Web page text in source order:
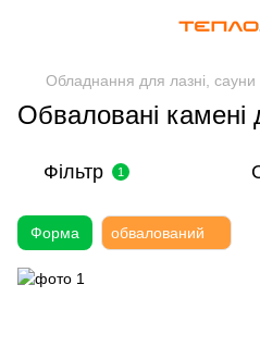
Обладнання для лазні, сауни
Обваловані камені
Фільтр 1
Форма обвалований